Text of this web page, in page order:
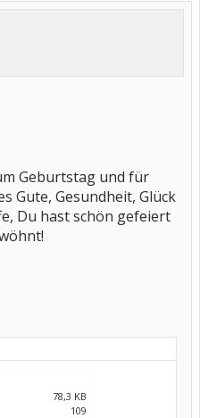
Geburtstag und für
Gute, Gesundheit, Glück
Du hast schön gefeiert
78,3 KB
109